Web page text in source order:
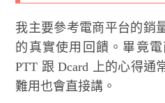
我主要參考電商平台的銷
的真實使用回饋。畢竟
PTT 跟 Dcard 上的心得通
難用也會直接講。